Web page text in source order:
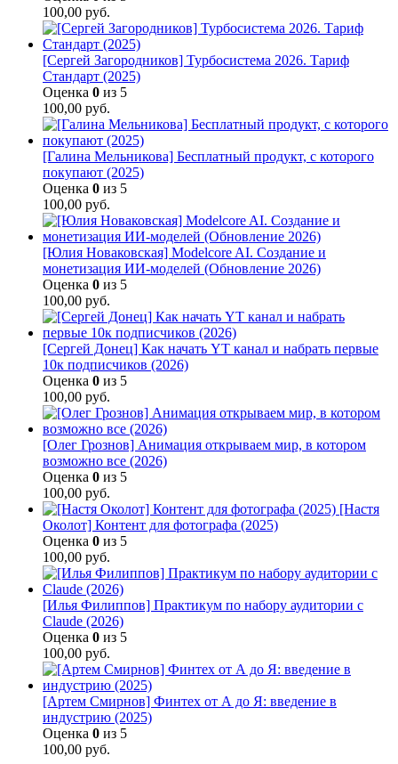
100,00 руб.
[Сергей Загородников] Турбосистема 2026. Тариф
Стандарт (2025)
Оценка 0 из 5
100,00 руб.
[Галина Мельникова] Бесплатный продукт, с которого
покупают (2025)
Оценка 0 из 5
100,00 руб.
[Юлия Новаковская] Modelcore AI. Создание и
монетизация ИИ-моделей (Обновление 2026)
Оценка 0 из 5
100,00 руб.
[Сергей Донец] Как начать YT канал и набрать первые
10к подписчиков (2026)
Оценка 0 из 5
100,00 руб.
[Олег Грознов] Анимация открываем мир, в котором
возможно все (2026)
Оценка 0 из 5
100,00 руб.
[Настя
Околот] Контент для фотографа (2025)
Оценка 0 из 5
100,00 руб.
[Илья Филиппов] Практикум по набору аудитории с
Claude (2026)
Оценка 0 из 5
100,00 руб.
[Артем Смирнов] Финтех от А до Я: введение в
индустрию (2025)
Оценка 0 из 5
100,00 руб.